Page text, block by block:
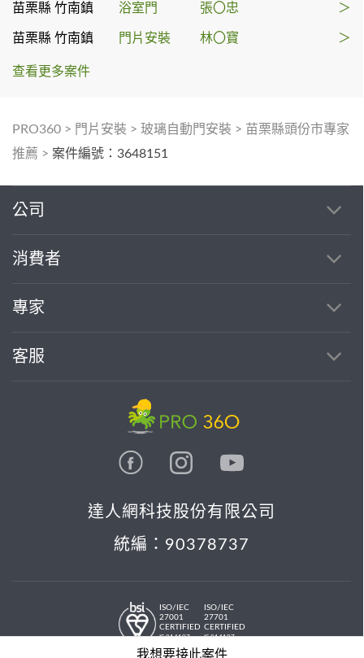
苗栗縣 竹南鎮 浴室門 張〇忠 ＞
苗栗縣 竹南鎮 門片安裝 林〇寶 ＞
查看更多案件
PRO360 > 門片安裝 > 玻璃自動門安裝 > 苗栗縣頭份市專家
推薦 > 案件編號：3648151
我想要接此案件
公司
消費者
專家
客服
達人網科技股份有限公司
統編：90378737
ISO/IEC
27001
CERTIFIED
IS 814197
ISO/IEC
27701
CERTIFIED
IS 814197
© 2026 PRO36O. All rights reserved.